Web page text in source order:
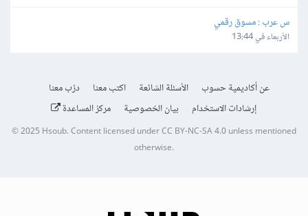
س عرب : مسوق رقمي
الأربعاء في 13:44
عن أكاديمية حسوب الأسئلة الشائعة اكتب معنا
درّب معنا
إرشادات الاستخدام
بيان الخصوصية مركز المساعدة
© 2025 Hsoub.Content licensed underCC BY-NC-SA 4.0unless mentioned
otherwise.